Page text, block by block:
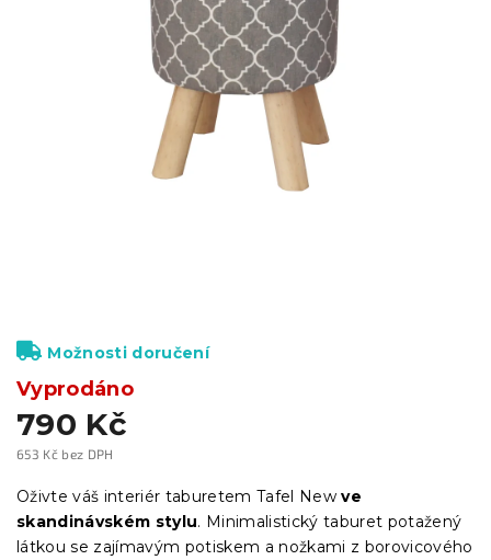
790 Kč
653 Kč bez DPH
cena:
Vyprodáno
Možnosti doručení
Oživte váš interiér taburetem Tafel Newve
skandinávském stylu. Minimalistický taburet potažený
látkou se zajímavým potiskem a nožkami z borovicového